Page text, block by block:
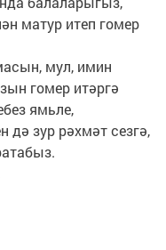
матур итеп гомер
мул, имин
гомер итәргә
ямьле,
зур рәхмәт сезгә,